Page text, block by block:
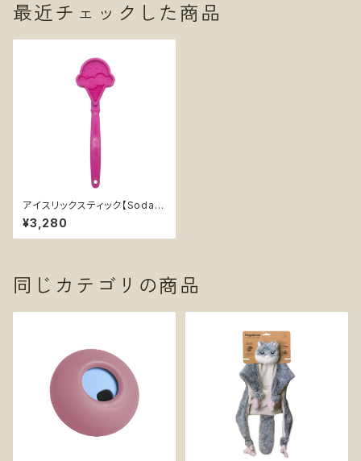
最近チェックした商品
アイスリックスティック【SodaP
up】手持ち インターアクティブ
知育玩具 トレーニング ソダパッ
プ Soda Pup Beehive Lick
¥3,280
同じカテゴリの商品